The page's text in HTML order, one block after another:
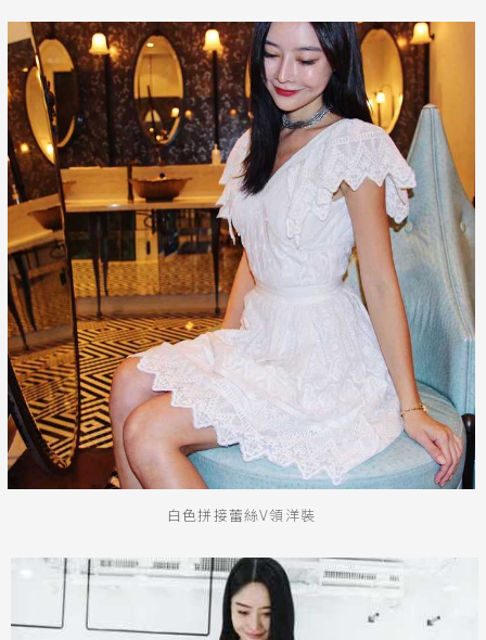
蕾絲 平肩
短洋裝 長袖
牛仔褲
送出
白色拼接蕾絲V領洋裝